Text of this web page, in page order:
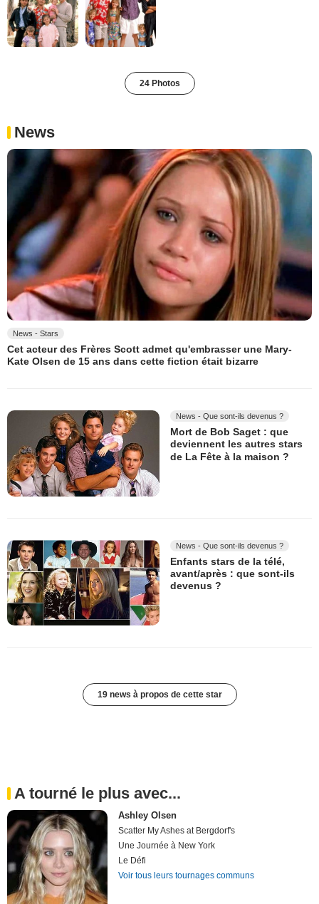
24 Photos
News
News - Stars
Cet acteur des Frères Scott admet qu'embrasser une Mary-
Kate Olsen de 15 ans dans cette fiction était bizarre
News - Que sont-ils devenus ?
Mort de Bob Saget : que
deviennent les autres stars
de La Fête à la maison ?
News - Que sont-ils devenus ?
Enfants stars de la télé,
avant/après : que sont-ils
devenus ?
19 news à propos de cette star
A tourné le plus avec...
Ashley Olsen
Scatter My Ashes at Bergdorf's
Une Journée à New York
Le Défi
Voir tous leurs tournages communs